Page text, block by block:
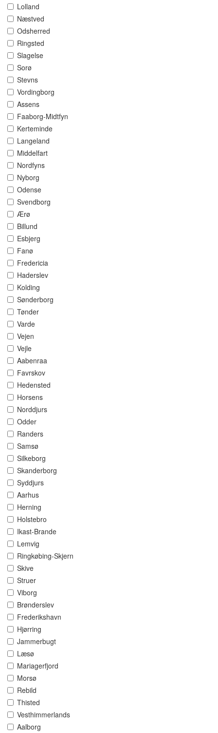
Lolland
Næstved
Odsherred
Ringsted
Slagelse
Sorø
Stevns
Vordingborg
Assens
Faaborg-Midtfyn
Kerteminde
Langeland
Middelfart
Nordfyns
Nyborg
Odense
Svendborg
Ærø
Billund
Esbjerg
Fanø
Fredericia
Haderslev
Kolding
Sønderborg
Tønder
Varde
Vejen
Vejle
Aabenraa
Favrskov
Hedensted
Horsens
Norddjurs
Odder
Randers
Samsø
Silkeborg
Skanderborg
Syddjurs
Aarhus
Herning
Holstebro
Ikast-Brande
Lemvig
Ringkøbing-Skjern
Skive
Struer
Viborg
Brønderslev
Frederikshavn
Hjørring
Jammerbugt
Læsø
Mariagerfjord
Morsø
Rebild
Thisted
Vesthimmerlands
Aalborg